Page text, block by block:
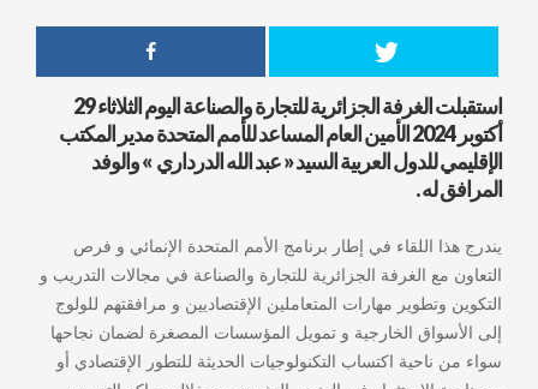
استقبلت الغرفة الجزائرية للتجارة والصناعة اليوم الثلاثاء 29
أكتوبر 2024
الأمين العامالمساعد للأمم المتحدة مدير المكتب
الإقليمي للدول العربية السيد « عبد الله الدرداري » والوفد
المرافق له .
يندرج هذا اللقاء في إطار برنامج الأمم المتحدة الإنمائي و فرص
التعاون مع الغرفة الجزائرية للتجارة والصناعة في مجالات التدريب و
التكوين وتطوير مهارات المتعاملين الإقتصاديين و مرافقتهم للولوج
إلى الأسواق الخارجية و تمويل المؤسسات المصغرة لضمان نجاحها
سواء من ناحية اكتساب التكنولوجيات الحديثة للتطور الإقتصادي أو